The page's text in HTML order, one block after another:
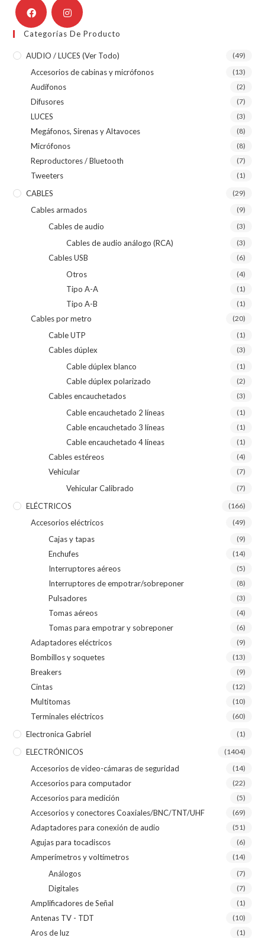
Categorías De Producto
AUDIO / LUCES (ver Todo) (49)
Accesorios de cabinas y micrófonos (13)
Audífonos (2)
Difusores (7)
LUCES (3)
Megáfonos, Sirenas y Altavoces (8)
Micrófonos (8)
Reproductores / Bluetooth (7)
Tweeters (1)
CABLES (29)
Cables armados (9)
Cables de audio (3)
Cables de audio análogo (RCA) (3)
Cables USB (6)
Otros (4)
Tipo A-A (1)
Tipo A-B (1)
Cables por metro (20)
Cable UTP (1)
Cables dúplex (3)
Cable dúplex blanco (1)
Cable dúplex polarizado (2)
Cables encauchetados (3)
Cable encauchetado 2 líneas (1)
Cable encauchetado 3 líneas (1)
Cable encauchetado 4 líneas (1)
Cables estéreos (4)
Vehicular (7)
Vehicular Calibrado (7)
ELÉCTRICOS (166)
Accesorios eléctricos (49)
Cajas y tapas (9)
Enchufes (14)
Interruptores aéreos (5)
Interruptores de empotrar/sobreponer (8)
Pulsadores (3)
Tomas aéreos (4)
Tomas para empotrar y sobreponer (6)
Adaptadores eléctricos (9)
Bombillos y soquetes (13)
Breakers (9)
Cintas (12)
Multitomas (10)
Terminales eléctricos (60)
Electronica Gabriel (1)
ELECTRÓNICOS (1404)
Accesorios de video-cámaras de seguridad (14)
Accesorios para computador (22)
Accesorios para medición (5)
Accesorios y conectores Coaxiales/BNC/TNT/UHF (69)
Adaptadores para conexión de audio (51)
Agujas para tocadiscos (6)
Amperímetros y voltímetros (14)
Análogos (7)
Digitales (7)
Amplificadores de Señal (1)
Antenas TV - TDT (10)
Aros de luz (1)